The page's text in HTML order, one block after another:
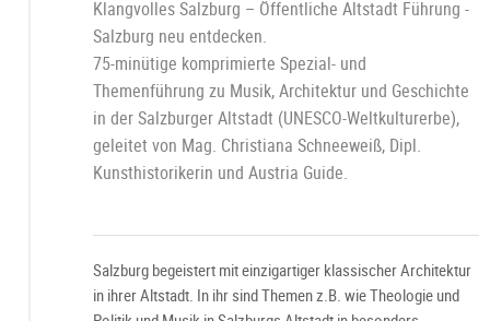
Klangvolles Salzburg – Öffentliche Altstadt Führung -
Salzburg neu entdecken.
75-minütige komprimierte Spezial- und
Themenführung zu Musik, Architektur und Geschichte
in der Salzburger Altstadt (UNESCO-Weltkulturerbe),
geleitet von Mag. Christiana Schneeweiß, Dipl.
Kunsthistorikerin und Austria Guide.
Salzburg begeistert mit einzigartiger klassischer Architektur
in ihrer Altstadt. In ihr sind Themen z.B. wie Theologie und